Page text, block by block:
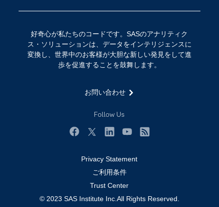
好奇心が私たちのコードです。SASのアナリティク
ス・ソリューションは、データをインテリジェンスに
変換し、世界中のお客様が大胆な新しい発見をして進
歩を促進することを鼓舞します。
お問い合わせ
Follow Us
ソリューション
トレーニング
ニュースルーム
学生
教職員の皆様へ
業種
製品
デジタル・トランスフォーメーション
Privacy Statement
ご利用条件
Trust Center
© 2023 SAS Institute Inc.All Rights Reserved.